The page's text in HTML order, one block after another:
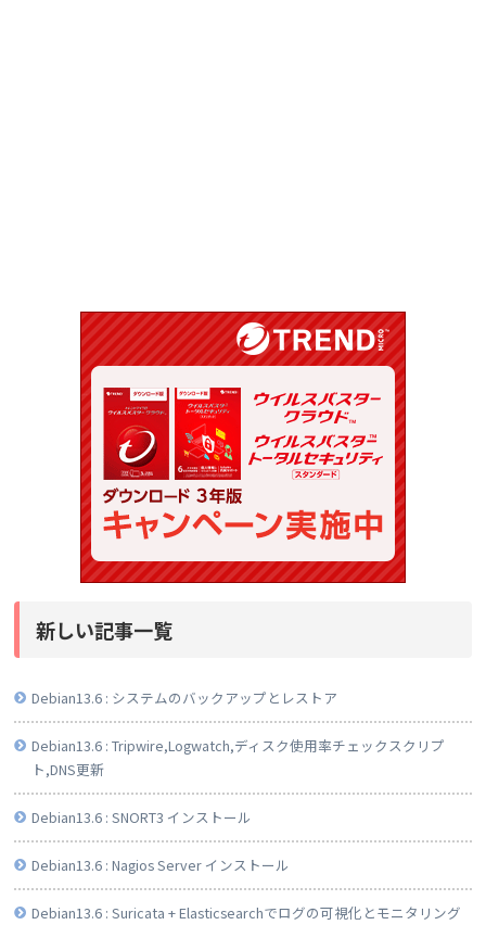
新しい記事一覧
Debian13.6 : システムのバックアップとレストア
Debian13.6 : Tripwire,Logwatch,ディスク使用率チェックスクリプ
ト,DNS更新
Debian13.6 : SNORT3 インストール
Debian13.6 : Nagios Server インストール
Debian13.6 : Suricata + Elasticsearchでログの可視化とモニタリング